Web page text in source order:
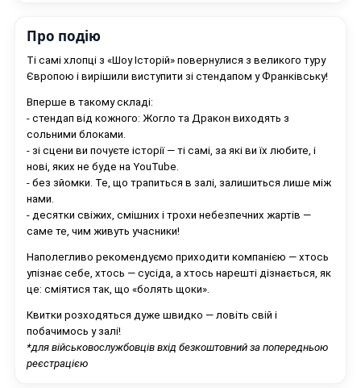
Про подію
Ті самі хлопці з «Шоу Історій» повернулися з великого туру
Європою і вирішили виступити зі стендапом у Франківську!
Вперше в такому складі:
- cтендап від кожного: Жогло та Дракон виходять з
сольними блоками.
- зі сцени ви почуєте історії — ті самі, за які ви їх любите, і
нові, яких не буде на YouTube.
- без зйомки. Те, що трапиться в залі, залишиться лише між
нами.
- десятки свіжих, смішних і трохи небезпечних жартів —
саме те, чим живуть учасники!
Наполегливо рекомендуємо приходити компанією — хтось
упізнає себе, хтось — сусіда, а хтось нарешті дізнається, як
це: сміятися так, що «болять щоки».
Квитки розходяться дуже швидко — ловіть свій і
побачимось у залі!
*для військовослужбовців вхід безкоштовний за попередньою
реєстрацією